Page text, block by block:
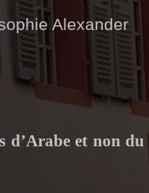
Alexander
d’Arabe et non du